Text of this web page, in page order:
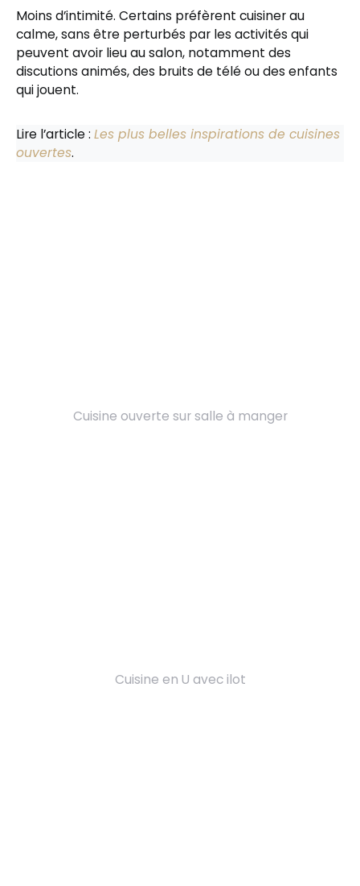
Moins d’intimité. Certains préfèrent cuisiner au
calme, sans être perturbés par les activités qui
peuvent avoir lieu au salon, notamment des
discutions animés, des bruits de télé ou des enfants
qui jouent.
Lire l’article : Les plus belles inspirations de cuisines
ouvertes.
Cuisine ouverte sur salle à manger
Cuisine en U avec ilot